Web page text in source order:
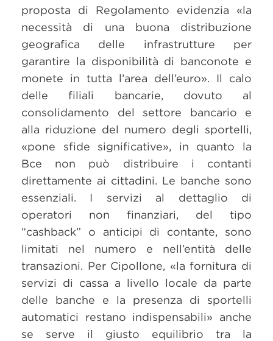
proposta di Regolamento evidenzia «la
necessità di una buona distribuzione
geografica delle infrastrutture per
garantire la disponibilità di banconote e
monete in tutta l’area dell’euro». Il calo
delle filiali bancarie, dovuto al
consolidamento del settore bancario e
alla riduzione del numero degli sportelli,
«pone sfide significative», in quanto la
Bce non può distribuire i contanti
direttamente ai cittadini. Le banche sono
essenziali. I servizi al dettaglio di
operatori non finanziari, del tipo
“cashback” o anticipi di contante, sono
limitati nel numero e nell’entità delle
transazioni. Per Cipollone, «la fornitura di
servizi di cassa a livello locale da parte
delle banche e la presenza di sportelli
automatici restano indispensabili» anche
se serve il giusto equilibrio tra la